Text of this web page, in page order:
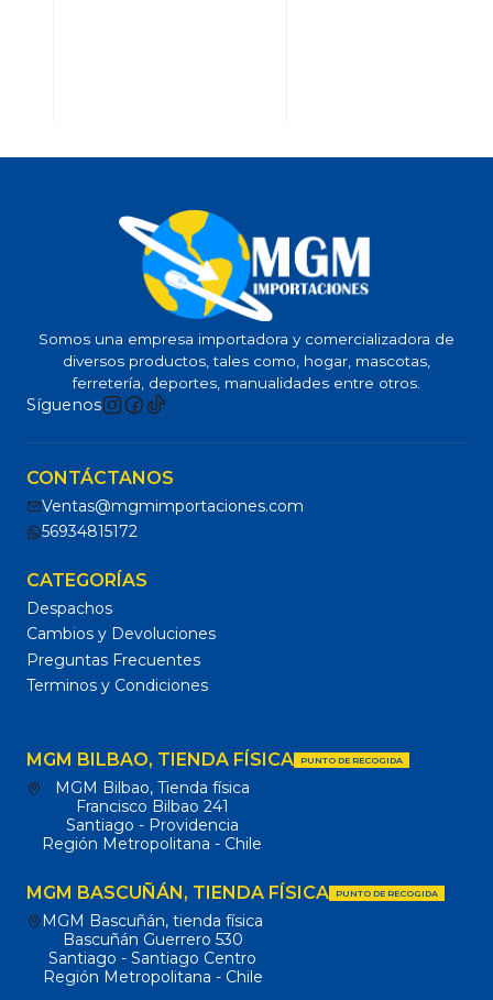
Somos una empresa importadora y comercializadora de
diversos productos, tales como, hogar, mascotas,
ferretería, deportes, manualidades entre otros.
Síguenos
CONTÁCTANOS
Ventas@mgmimportaciones.com
56934815172
CATEGORÍAS
Despachos
Cambios y Devoluciones
Preguntas Frecuentes
Terminos y Condiciones
MGM BILBAO, TIENDA FÍSICA PUNTO DE RECOGIDA
MGM Bilbao, Tienda física
Francisco Bilbao 241
Santiago - Providencia
Región Metropolitana - Chile
MGM BASCUÑÁN, TIENDA FÍSICA PUNTO DE RECOGIDA
MGM Bascuñán, tienda física
Bascuñán Guerrero 530
Santiago - Santiago Centro
Región Metropolitana - Chile